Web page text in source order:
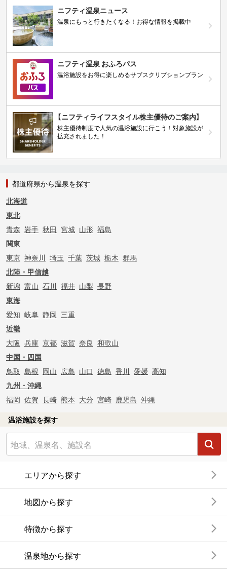
ニフティ温泉ニュース
温泉にもっと行きたくなる！お得な情報を掲載中
ニフティ温泉 おふろパス
温浴施設をお得に楽しめるサブスクリプションプラン
【ニフティライフスタイル株主優待のご案内】
株主優待制度で人気の温浴施設に行こう！対象施設が
拡充されました！
都道府県から温泉を探す
北海道
東北
青森 岩手 秋田 宮城 山形 福島
関東
東京 神奈川 埼玉 千葉 茨城 栃木 群馬
北陸・甲信越
新潟 富山 石川 福井 山梨 長野
東海
愛知 岐阜 静岡 三重
近畿
大阪 兵庫 京都 滋賀 奈良 和歌山
中国・四国
鳥取 島根 岡山 広島 山口 徳島 香川 愛媛 高知
九州・沖縄
福岡 佐賀 長崎 熊本 大分 宮崎 鹿児島 沖縄
温浴施設を探す
エリアから探す
地図から探す
特徴から探す
温泉地から探す